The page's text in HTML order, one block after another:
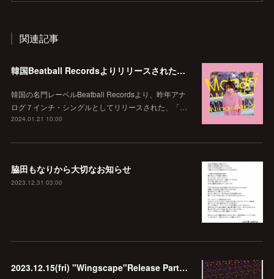
関連記事
韓国Beatball Recordsよりリリースされた「WINGSCAPE」（Korean ver.）VIVID SOUNDで、1/28(日)発売決定！
韓国の名門レーベルBeatball Recordsより、昨年アナ
ログ７インチ・シングルとしてリリースされた、「…
2024.01.21 10:00
脇田もなりから大切なお知らせ
2023.12.31 03:00
2023.12.15(fri) "Wingscape"Release Party Night Flight @echo.seoul